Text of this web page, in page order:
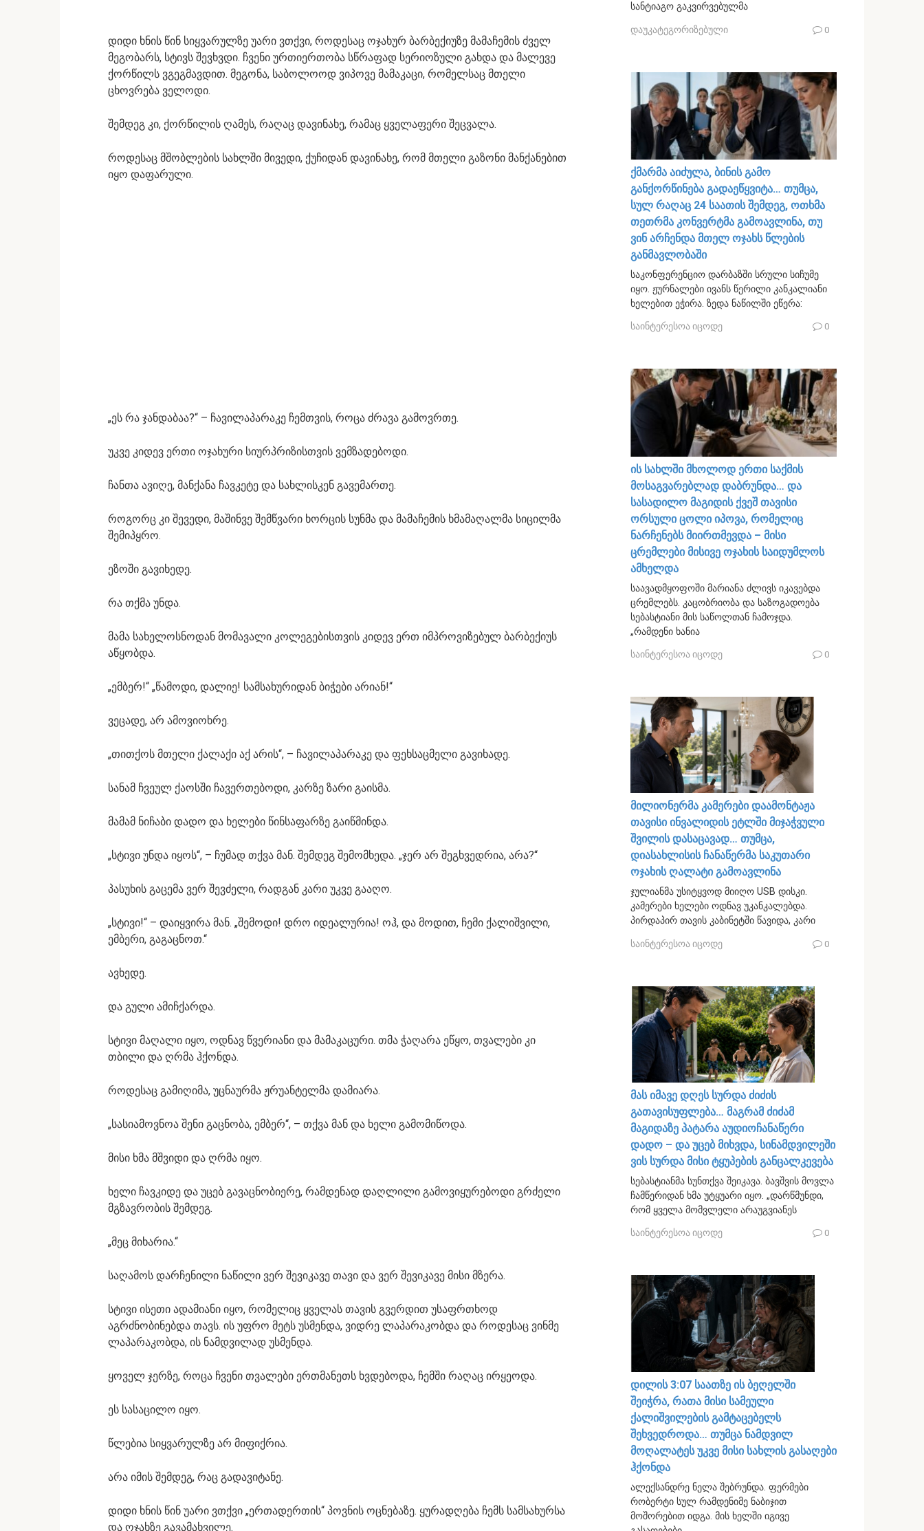
დიდი ხნის წინ სიყვარულზე უარი ვთქვი, როდესაც ოჯახურ ბარბექიუზე მამაჩემის ძველ
მეგობარს, სტივს შევხვდი. ჩვენი ურთიერთობა სწრაფად სერიოზული გახდა და მალევე
ქორწილს ვგეგმავდით. მეგონა, საბოლოოდ ვიპოვე მამაკაცი, რომელსაც მთელი
ცხოვრება ველოდი.
შემდეგ კი, ქორწილის ღამეს, რაღაც დავინახე, რამაც ყველაფერი შეცვალა.
როდესაც მშობლების სახლში მივედი, ქუჩიდან დავინახე, რომ მთელი გაზონი მანქანებით
იყო დაფარული.
„ეს რა ჯანდაბაა?“ – ჩავილაპარაკე ჩემთვის, როცა ძრავა გამოვრთე.
უკვე კიდევ ერთი ოჯახური სიურპრიზისთვის ვემზადებოდი.
ჩანთა ავიღე, მანქანა ჩავკეტე და სახლისკენ გავემართე.
როგორც კი შევედი, მაშინვე შემწვარი ხორცის სუნმა და მამაჩემის ხმამაღალმა სიცილმა
შემიპყრო.
ეზოში გავიხედე.
რა თქმა უნდა.
მამა სახელოსნოდან მომავალი კოლეგებისთვის კიდევ ერთ იმპროვიზებულ ბარბექიუს
აწყობდა.
„ემბერ!“ „წამოდი, დალიე! სამსახურიდან ბიჭები არიან!“
ვეცადე, არ ამოვიოხრე.
„თითქოს მთელი ქალაქი აქ არის“, – ჩავილაპარაკე და ფეხსაცმელი გავიხადე.
სანამ ჩვეულ ქაოსში ჩავერთებოდი, კარზე ზარი გაისმა.
მამამ ნიჩაბი დადო და ხელები წინსაფარზე გაიწმინდა.
„სტივი უნდა იყოს“, – ჩუმად თქვა მან. შემდეგ შემომხედა. „ჯერ არ შეგხვედრია, არა?“
პასუხის გაცემა ვერ შევძელი, რადგან კარი უკვე გააღო.
„სტივი!“ – დაიყვირა მან. „შემოდი! დრო იდეალურია! ოჰ, და მოდით, ჩემი ქალიშვილი,
ემბერი, გაგაცნოთ.“
ავხედე.
და გული ამიჩქარდა.
სტივი მაღალი იყო, ოდნავ წვერიანი და მამაკაცური. თმა ჭაღარა ეწყო, თვალები კი
თბილი და ღრმა ჰქონდა.
როდესაც გამიღიმა, უცნაურმა ჟრუანტელმა დამიარა.
„სასიამოვნოა შენი გაცნობა, ემბერ“, – თქვა მან და ხელი გამომიწოდა.
მისი ხმა მშვიდი და ღრმა იყო.
ხელი ჩავკიდე და უცებ გავაცნობიერე, რამდენად დაღლილი გამოვიყურებოდი გრძელი
მგზავრობის შემდეგ.
„მეც მიხარია.“
საღამოს დარჩენილი ნაწილი ვერ შევიკავე თავი და ვერ შევიკავე მისი მზერა.
სტივი ისეთი ადამიანი იყო, რომელიც ყველას თავის გვერდით უსაფრთხოდ
აგრძნობინებდა თავს. ის უფრო მეტს უსმენდა, ვიდრე ლაპარაკობდა და როდესაც ვინმე
ლაპარაკობდა, ის ნამდვილად უსმენდა.
ყოველ ჯერზე, როცა ჩვენი თვალები ერთმანეთს ხვდებოდა, ჩემში რაღაც ირყეოდა.
ეს სასაცილო იყო.
წლებია სიყვარულზე არ მიფიქრია.
არა იმის შემდეგ, რაც გადავიტანე.
დიდი ხნის წინ უარი ვთქვი „ერთადერთის“ პოვნის ოცნებაზე. ყურადღება ჩემს სამსახურსა
და ოჯახზე გავამახვილე.
სანტიაგო გაკვირვებულმა
დაუკატეგორიზებული 0
ქმარმა აიძულა, ბინის გამო
განქორწინება გადაეწყვიტა… თუმცა,
სულ რაღაც 24 საათის შემდეგ, ოთხმა
თეთრმა კონვერტმა გამოავლინა, თუ
ვინ არჩენდა მთელ ოჯახს წლების
განმავლობაში
საკონფერენციო დარბაზში სრული სიჩუმე
იყო. ჟურნალები ივანს წერილი კანკალიანი
ხელებით ეჭირა. ზედა ნაწილში ეწერა:
საინტერესოა იცოდე 0
ის სახლში მხოლოდ ერთი საქმის
მოსაგვარებლად დაბრუნდა… და
სასადილო მაგიდის ქვეშ თავისი
ორსული ცოლი იპოვა, რომელიც
ნარჩენებს მიირთმევდა – მისი
ცრემლები მისივე ოჯახის საიდუმლოს
ამხელდა
საავადმყოფოში მარიანა ძლივს იკავებდა
ცრემლებს. კაცობრიობა და საზოგადოება
სებასტიანი მის საწოლთან ჩამოჯდა.
„რამდენი ხანია
საინტერესოა იცოდე 0
მილიონერმა კამერები დაამონტაჟა
თავისი ინვალიდის ეტლში მიჯაჭვული
შვილის დასაცავად… თუმცა,
დიასახლისის ჩანაწერმა საკუთარი
ოჯახის ღალატი გამოავლინა
ჯულიანმა უსიტყვოდ მიიღო USB დისკი.
კამერები ხელები ოდნავ უკანკალებდა.
პირდაპირ თავის კაბინეტში წავიდა, კარი
საინტერესოა იცოდე 0
მას იმავე დღეს სურდა ძიძის
გათავისუფლება… მაგრამ ძიძამ
მაგიდაზე პატარა აუდიოჩანაწერი
დადო – და უცებ მიხვდა, სინამდვილეში
ვის სურდა მისი ტყუპების განცალკევება
სებასტიანმა სუნთქვა შეიკავა. ბავშვის მოვლა
ჩამწერიდან ხმა უტყუარი იყო. „დარწმუნდი,
რომ ყველა მომვლელი არაუგვიანეს
საინტერესოა იცოდე 0
დილის 3:07 საათზე ის ბეღელში
შეიჭრა, რათა მისი სამეული
ქალიშვილების გამტაცებელს
შეხვედროდა… თუმცა ნამდვილ
მოღალატეს უკვე მისი სახლის გასაღები
ჰქონდა
ალექსანდრე ნელა შებრუნდა. ფერმები
რობერტი სულ რამდენიმე ნაბიჯით
მოშორებით იდგა. მის ხელში იგივე